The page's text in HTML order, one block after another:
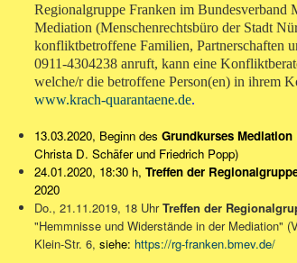
Regionalgruppe Franken im
Mediation (Menschenrechtsbüro der Stadt
konfliktbetroffene Familien, Partnerschaften
0911-4304238 anruft, kann eine
welche/r die betroffene Person(en) in ihrem
www.krach-quarantaene.de.
13.03.2020, Beginn des Grundkurses Mediation
Christa D. Schäfer und Friedrich Popp)
24.01.2020, 18:30 h, Treffen der
2020
Do., 21.11.2019, 18 UhrTreffen der
"Hemmnisse und Widerstände in der Mediation"
Klein-Str. 6, siehe: https://rg-franken.bmev.de/